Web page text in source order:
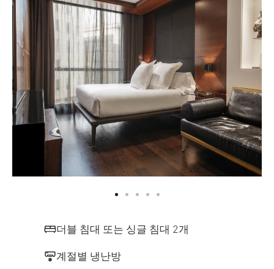
더블 침대 또는 싱글 침대 2개
계절별 냉난방